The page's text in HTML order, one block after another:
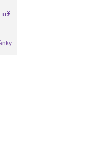
už